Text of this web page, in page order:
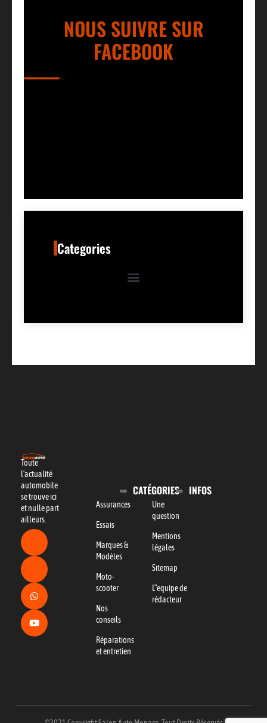
NOUS SUIVRE SUR
FACEBOOK
Categories
Toute
l’actualité
automobile
se trouve ici
et nulle part
ailleurs.
CATÉGORIES
Assurances
Essais
Marques &
Modèles
Moto-
scooter
Nos
conseils
Réparations
et entretien
INFOS
Une
question
Mentions
légales
Sitemap
L"equipe de
rédacteur